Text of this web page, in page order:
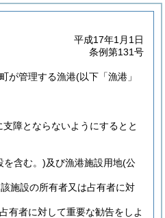
平成17年1月1日
条例第131号
が管理する漁港(以下「漁港」
障とならないようにするとと
を含む。)及び漁港施設用地(公
施設の所有者又は占有者に対
有者に対して重要な勧告をしよ